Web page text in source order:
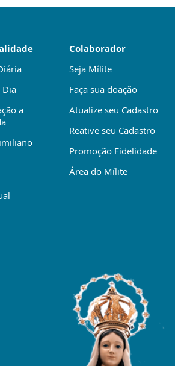
Colaborador
Seja Mílite
Faça sua doação
Atualize seu Cadastro
Reative seu Cadastro
Promoção Fidelidade
Área do Mílite
Dia
a